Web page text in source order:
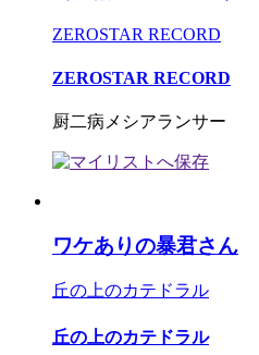
ZEROSTAR RECORD
ZEROSTAR RECORD
厨二病メシアランサー
ワケありの暴君さん
丘の上のカテドラル
丘の上のカテドラル